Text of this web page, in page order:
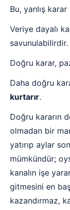
Bu, yanlış
Veriye dayalı
savunulabilirdir.
Doğru karar,
Daha doğru
kurtarır.
Doğru kararın
olmadan bir
yatırıp aylar
mümkündür;
kanalın işe
gitmesini en
kazandırmaz,